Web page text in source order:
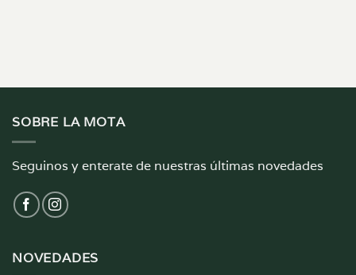
SOBRE LA MOTA
Seguinos y enterate de nuestras últimas novedades
NOVEDADES